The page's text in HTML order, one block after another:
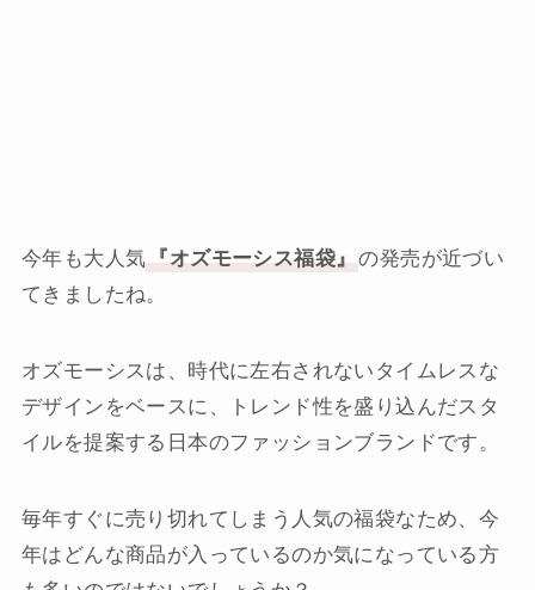
今年も大人気 『オズモーシス福袋』 の発売が近づい
てきましたね。
オズモーシスは、時代に左右されないタイムレスな
デザインをベースに、トレンド性を盛り込んだスタ
イルを提案する日本のファッションブランドです。
毎年すぐに売り切れてしまう人気の福袋なため、今
年はどんな商品が入っているのか気になっている方